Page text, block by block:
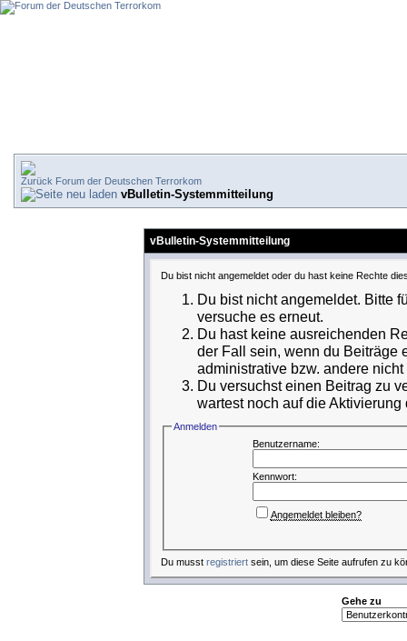
Forum der Deutschen Terrorkom
vBulletin-Systemmitteilung
vBulletin-Systemmitteilung
Du bist nicht angemeldet oder du hast keine Rechte
Du bist nicht angemeldet. Bitte
versuche es erneut.
Du hast keine ausreichenden
der Fall sein, wenn du Beiträge
administrative bzw. andere
Du versuchst einen Beitrag zu
wartest noch auf die
Anmelden
Benutzername:
Kennwort:
Angemeldet bleiben?
Du musst registriertsein, um diese Seite aufrufen zu
Gehe zu